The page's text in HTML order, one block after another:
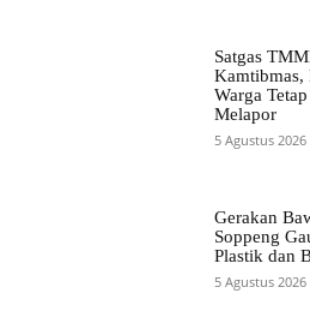
Satgas
Kamtibmas,
Warga
Melapor
5 Agustus 2026
Gerakan
Soppeng
Plastik dan
5 Agustus 2026